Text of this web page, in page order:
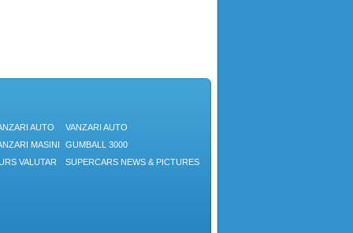
AUTO
MASINI
VALUTAR
VANZARI AUTO
GUMBALL 3000
SUPERCARS NEWS & PICTURES